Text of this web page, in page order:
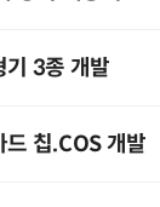
기 3종 개발
칩.COS 개발